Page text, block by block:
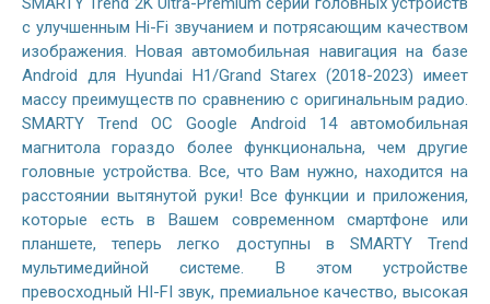
с улучшенным Hi-Fi звучанием и потрясающим качеством
изображения. Новая автомобильная навигация на базе
Android для Hyundai H1/Grand Starex (2018-2023) имеет
массу преимуществ по сравнению с оригинальным радио.
SMARTY Trend ОС Google Android 14 автомобильная
магнитола гораздо более функциональна, чем другие
головные устройства. Все, что Вам нужно, находится на
расстоянии вытянутой руки! Все функции и приложения,
которые есть в Вашем современном смартфоне или
планшете, теперь легко доступны в SMARTY Trend
мультимедийной системе. В этом устройстве
превосходный HI-FI звук, премиальное качество, высокая